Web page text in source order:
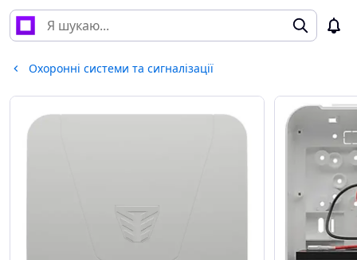
Охоронні системи та сигналізації